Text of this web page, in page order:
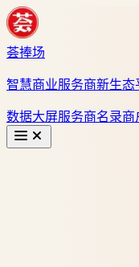
荟捧场
智慧商业服务商新生态
数据大屏服务商名录商